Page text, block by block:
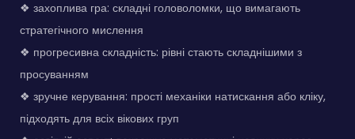
❖ захоплива гра: складні головоломки, що вимагають
стратегічного мислення
❖ прогресивна складність: рівні стають складнішими з
просуванням
❖ зручне керування: прості механіки натискання або кліку,
підходять для всіх вікових груп